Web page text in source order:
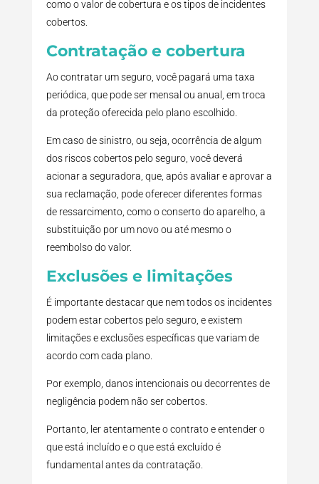
como o valor de cobertura e os tipos de incidentes
cobertos.
Contratação e cobertura
Ao contratar um seguro, você pagará uma taxa
periódica, que pode ser mensal ou anual, em troca
da proteção oferecida pelo plano escolhido.
Em caso de sinistro, ou seja, ocorrência de algum
dos riscos cobertos pelo seguro, você deverá
acionar a seguradora, que, após avaliar e aprovar a
sua reclamação, pode oferecer diferentes formas
de ressarcimento, como o conserto do aparelho, a
substituição por um novo ou até mesmo o
reembolso do valor.
Exclusões e limitações
É importante destacar que nem todos os incidentes
podem estar cobertos pelo seguro, e existem
limitações e exclusões específicas que variam de
acordo com cada plano.
Por exemplo, danos intencionais ou decorrentes de
negligência podem não ser cobertos.
Portanto, ler atentamente o contrato e entender o
que está incluído e o que está excluído é
fundamental antes da contratação.